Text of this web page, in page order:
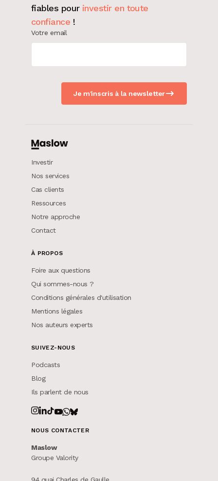
fiables pour investir en toute
confiance !
Votre email
Je m'inscris à la newsletter
Investir
Nos services
Cas clients
Ressources
Notre approche
Contact
À PROPOS
Foire aux questions
Qui sommes-nous ?
Conditions générales d'utilisation
Mentions légales
Nos auteurs experts
SUIVEZ-NOUS
Podcasts
Blog
Ils parlent de nous
NOUS CONTACTER
Maslow
Groupe Valority